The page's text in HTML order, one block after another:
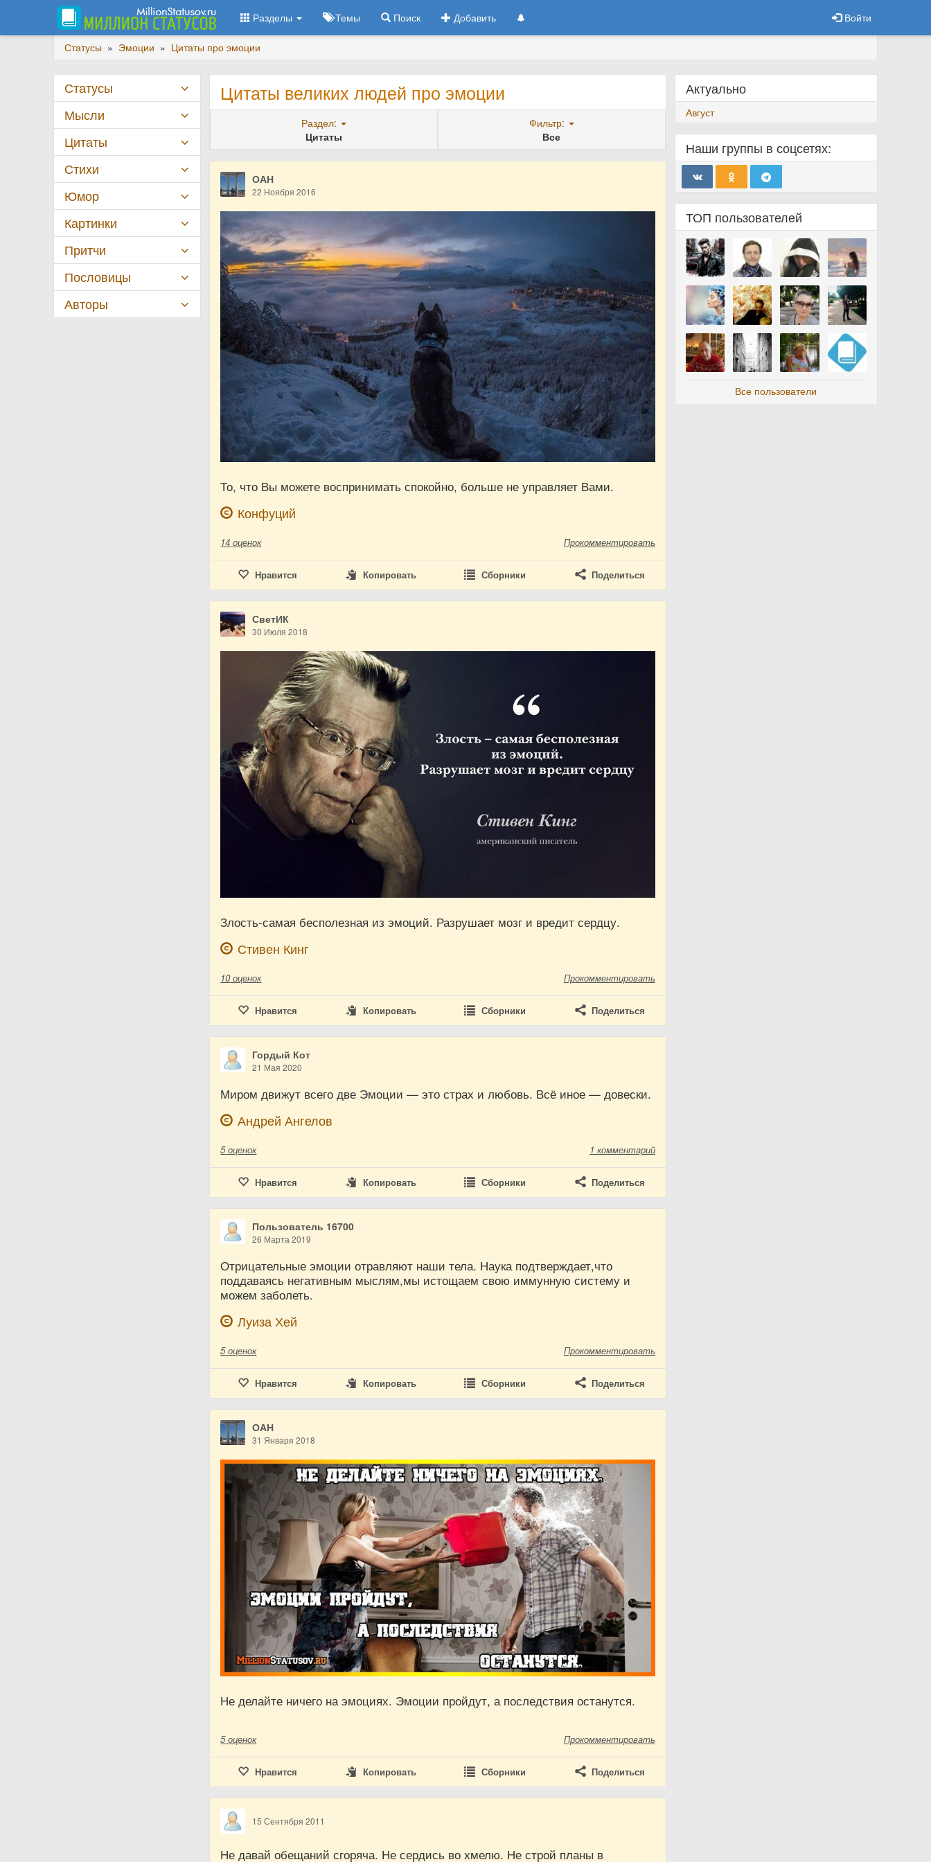
Разделы Темы Поиск Добавить Войти
Статусы » Эмоции » Цитаты про эмоции
Цитаты великих людей про эмоции
Раздел:
Цитаты
Фильтр:
Все
ОАН
22 Ноября 2016
То, что Вы можете воспринимать спокойно, больше не управляет Вами.
Конфуций
14 оценок Прокомментировать
Нравится Копировать Сборники Поделиться
СветИК
30 Июля 2018
Злость-самая бесполезная из эмоций. Разрушает мозг и вредит сердцу.
Стивен Кинг
10 оценок Прокомментировать
Нравится Копировать Сборники Поделиться
Гордый Кот
21 Мая 2020
Миром движут всего две Эмоции — это страх и любовь. Всё иное — довески.
Андрей Ангелов
5 оценок 1 комментарий
Нравится Копировать Сборники Поделиться
Пользователь 16700
26 Марта 2019
Отрицательные эмоции отравляют наши тела. Наука подтверждает,что
поддаваясь негативным мыслям,мы истощаем свою иммунную систему и
можем заболеть.
Луиза Хей
5 оценок Прокомментировать
Нравится Копировать Сборники Поделиться
ОАН
31 Января 2018
Не делайте ничего на эмоциях. Эмоции пройдут, а последствия останутся.
5 оценок Прокомментировать
Нравится Копировать Сборники Поделиться
15 Сентября 2011
Не давай обещаний сгоряча. Не сердись во хмелю. Не строй планы в
Актуально
Август
Наши группы в соцсетях:
ТОП пользователей
Все пользователи
Статусы
Мысли
Цитаты
Стихи
Юмор
Картинки
Притчи
Пословицы
Авторы